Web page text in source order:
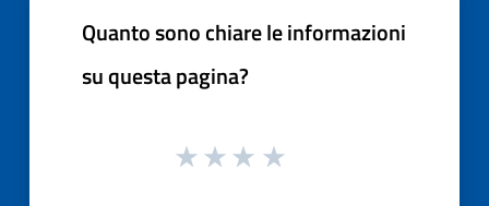
Quanto sono chiare le informazioni
su questa pagina?